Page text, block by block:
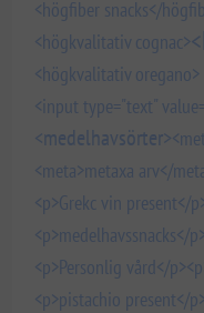
<högfiber snacks</
<högkvalitativ cognac>
<högkvalitativ oregano>
<input type="text"
<medelhavsörter>
<meta>metaxa arv</
<p>Grekc vin present</
<p>medelhavssnacks</p>
<p>Personlig vård</p>
<p>pistachio present</p>